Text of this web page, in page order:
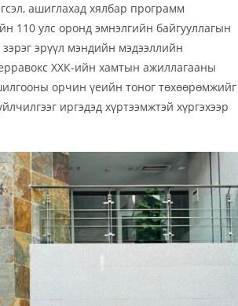
ашиглахад хялбар программ
110 улс оронд эмнэлгийн байгууллагын
эрүүл мэндийн мэдээллийн
ХХК-ийн хамтын ажиллагааны
орчин үеийн тоног төхөөрөмжийг
иргэдэд хүртээмжтэй хүргэхээр